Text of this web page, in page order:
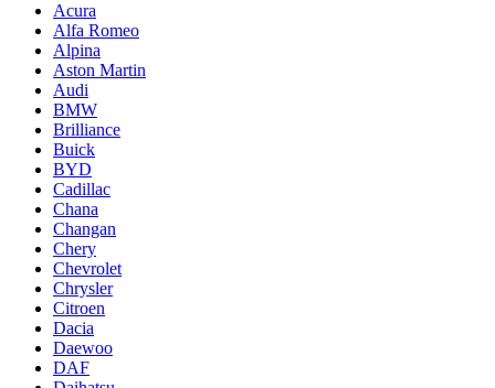
Acura
Alfa Romeo
Alpina
Aston Martin
Audi
BMW
Brilliance
Buick
BYD
Cadillac
Chana
Changan
Chery
Chevrolet
Chrysler
Citroen
Dacia
Daewoo
DAF